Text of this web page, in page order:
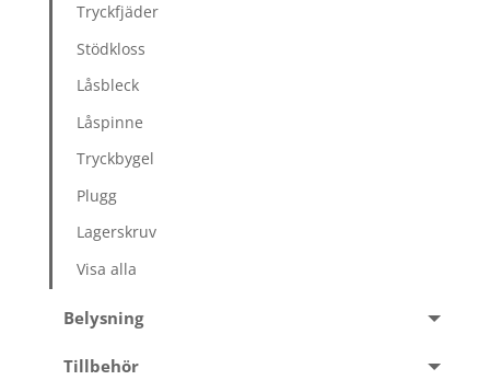
Tryckfjäder
Stödkloss
Låsbleck
Låspinne
Tryckbygel
Plugg
Lagerskruv
Visa alla
Belysning
Tillbehör